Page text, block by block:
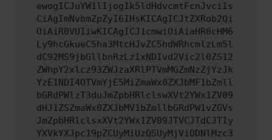
ewogICJuYW1lIjogIk5ldHdvcmtFcnJvciIs
CiAgImNvbmZpZyI6IHsKICAgICJtZXRob2Qi
OiAiR0VUIiwKICAgICJ1cmwiOiAiaHR0cHM6
Ly9hcGkueC5ha3MtcHJvZC5hdWRhcmlzLm5l
dC92MS9jbGllbnRzLzIxNDIvd2Vic2l0ZS12
ZWhpY2xlcz93ZWJzaXRlPTVmMGZmNzZjYzJk
YzE1NDI4OTVmYjE5MiZmaWx0ZXJbMF1bZmll
bGRdPWlzT3duJmZpbHRlclswXVt2YWx1ZV09
dHJ1ZSZmaWx0ZXJbMV1bZmllbGRdPW1vZGVs
JmZpbHRlclsxXVt2YWx1ZV09JTVCJTdCJTIy
YXVkYXJpc19pZCUyMiUzQSUyMjViODNlMzc3